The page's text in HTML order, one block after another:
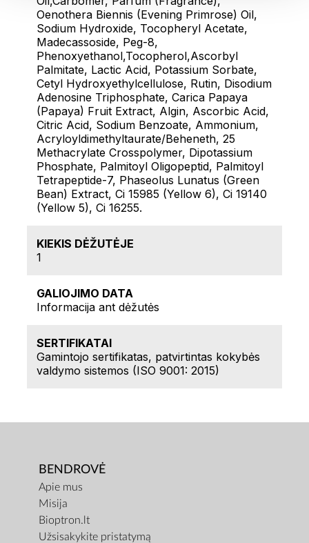
Oenothera Biennis (Evening Primrose) Oil,
Sodium Hydroxide, Tocopheryl Acetate,
Madecassoside, Peg-8,
Phenoxyethanol,Tocopherol,Ascorbyl
Palmitate, Lactic Acid, Potassium Sorbate,
Cetyl Hydroxyethylcellulose, Rutin, Disodium
Adenosine Triphosphate, Carica Papaya
(Papaya) Fruit Extract, Algin, Ascorbic Acid,
Citric Acid, Sodium Benzoate, Ammonium,
Acryloyldimethyltaurate/Beheneth, 25
Methacrylate Crosspolymer, Dipotassium
Phosphate, Palmitoyl Oligopeptid, Palmitoyl
Tetrapeptide-7, Phaseolus Lunatus (Green
Bean) Extract, Ci 15985 (Yellow 6), Ci 19140
(Yellow 5), Ci 16255.
KIEKIS DĖŽUTĖJE
1
GALIOJIMO DATA
Informacija ant dėžutės
SERTIFIKATAI
Gamintojo sertifikatas, patvirtintas kokybės
valdymo sistemos (ISO 9001: 2015)
BENDROVĖ
Apie mus
Misija
Bioptron.lt
Užsisakykite pristatymą